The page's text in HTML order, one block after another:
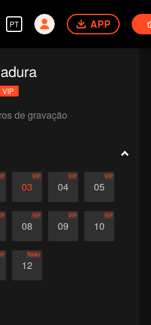
PT APP
VIP
de gravação
03
VIP
04
VIP
05
VIP
08
VIP
09
VIP
10
VIP
12
Trailer